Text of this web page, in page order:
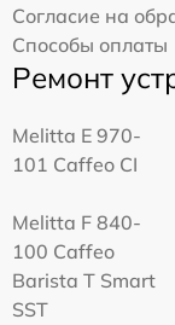
Согласие на
Способы оплаты
Ремонт
Melitta Е 970-
101 Caffeo CI
Melitta F 840-
100 Caffeo
Barista T Smart
SST